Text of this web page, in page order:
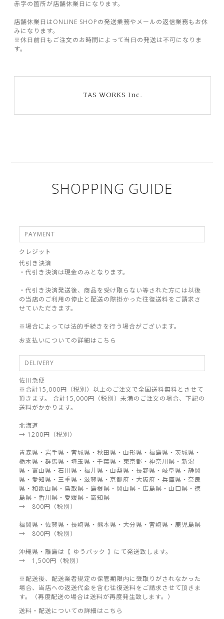
赤字の箇所が店舗休業日になります。
店舗休業日はONLINE SHOPの発送業務やメールの返信業務もお休
みになります。
※休日前日もご注文のお時間によって当日の発送は不可になりま
す。
TAS WORKS Inc.
SHOPPING GUIDE
PAYMENT
クレジット
代引き決済
・代引き決済は現金のみとなります。
・代引き決済発送後、商品を受け取らない等された方には以後
の当店のご利用の停止と配送の際掛かった往復送料をご請求さ
せていただきます。
※場合によっては法的手続きを行う場合がございます。
お支払いについての詳細はこちら
DELIVERY
佐川急便
※合計15,000円（税別）以上のご注文で全国送料無料とさせて
頂きます。 合計15,000円（税別）未満のご注文の場合、下記の
送料がかかります。
北海道
→ 1200円（税別）
青森県・岩手県・宮城県・秋田県・山形県・福島県・茨城県・
栃木県・群馬県・埼玉県・千葉県・東京都・神奈川県・新潟
県・富山県・石川県・福井県・山梨県・長野県・岐阜県・静岡
県・愛知県・三重県・滋賀県・京都府・大阪府・兵庫県・奈良
県・和歌山県・鳥取県・島根県・岡山県・広島県・山口県・徳
島県・香川県・愛媛県・高知県
→ 800円（税別）
福岡県・佐賀県・長崎県・熊本県・大分県・宮崎県・鹿児島県
→ 800円（税別）
沖縄県・離島は【 ゆうパック 】にて発送致します。
→ 1,500円（税別）
※配送後、配送業者規定の保管期限内に受取りがされなかった
場合、当店への返送代金を含む往復送料をご請求させて頂きま
す。（再度配送の場合は送料が再度発生致します。）
送料・配送についての詳細はこちら